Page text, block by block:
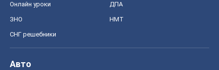
Онлайн уроки ДПА
ЗНО НМТ
СНГ решебники
Авто